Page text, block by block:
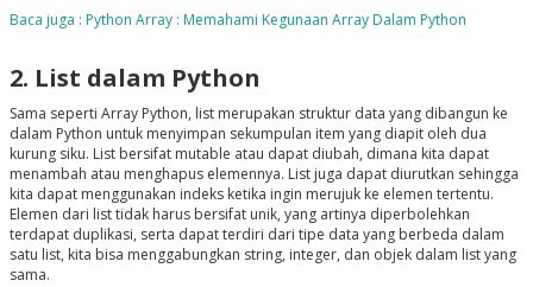
Baca juga : Python Array : Memahami Kegunaan Array Dalam Python
2. List dalam Python
Sama seperti Array Python, list merupakan struktur data yang dibangun ke
dalam Python untuk menyimpan sekumpulan item yang diapit oleh dua
kurung siku. List bersifat mutable atau dapat diubah, dimana kita dapat
menambah atau menghapus elemennya. List juga dapat diurutkan sehingga
kita dapat menggunakan indeks ketika ingin merujuk ke elemen tertentu.
Elemen dari list tidak harus bersifat unik, yang artinya diperbolehkan
terdapat duplikasi, serta dapat terdiri dari tipe data yang berbeda dalam
satu list, kita bisa menggabungkan string, integer, dan objek dalam list yang
sama.